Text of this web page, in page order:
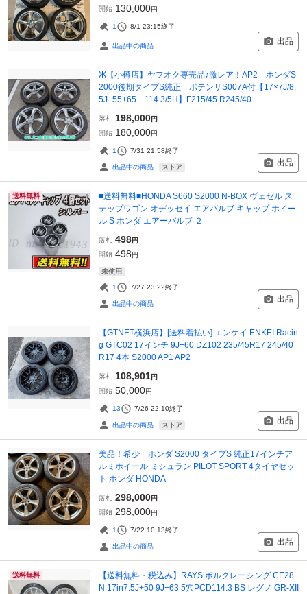
開始 130,000円
1 8/1 23:15終了
出品中の商品 出品
Ж【小樽店】ヤフオク専売品♪激レア！AP2 ホンダS
2000後期タイプS純正 ポテンザS007A付【17×7J/8.
5J+55+65 114.3/5H】F215/45 R245/40
落札 198,000円
開始 180,000円
1 7/31 21:58終了
出品中の商品 ストア 出品
送料無料
■送料無料■HONDA S660 S2000 N-BOX ヴェゼル ス
テップワゴン オデッセイ エアバルブ キャップ ホイー
ル S ホンダ エアーバルブ ２
落札 498円
開始 498円
未使用
1 7/27 23:22終了
出品中の商品 出品
【GTNET横浜店】[送料着払い] エンケイ ENKEI Racin
g GTC02 17インチ 9J+60 DZ102 235/45R17 245/40
R17 4本 S2000 AP1 AP2
落札 108,901円
開始 50,000円
13 7/26 22:10終了
出品中の商品 ストア 出品
美品！希少 ホンダ S2000 タイプS 純正17インチア
ルミホイール ミシュラン PILOT SPORT 4タイヤセッ
ト ホンダ HONDA
落札 298,000円
開始 298,000円
1 7/22 10:13終了
出品中の商品 出品
送料無料
【送料無料・税込み】RAYS ボルクレーシング CE28
N 17in7.5J+50 9J+63 5穴PCD114.3 BS レグノ GR-XII